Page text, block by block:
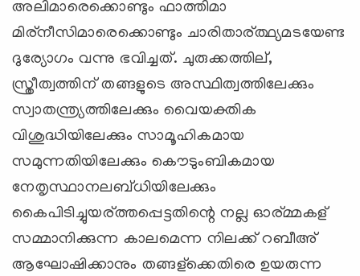
അലിമാരെക്കൊണ്ടും ഫാത്തിമാ
മിര്നീസിമാരെക്കൊണ്ടും ചാരിതാര്ത്ഥ്യമടയേണ്ട
ദുര്യോഗം വന്നു ഭവിച്ചത്. ചുരുക്കത്തില്,
സ്ത്രീത്വത്തിന് തങ്ങളുടെ അസ്ഥിത്വത്തിലേക്കും
സ്വാതന്ത്ര്യത്തിലേക്കും വൈയക്തിക
വിശുദ്ധിയിലേക്കും സാമൂഹികമായ
സമുന്നതിയിലേക്കും കൌടുംബികമായ
നേതൃസ്ഥാനലബ്ധിയിലേക്കും
കൈപിടിച്ചുയര്ത്തപ്പെട്ടതിന്റെ നല്ല ഓര്മ്മകള്
സമ്മാനിക്കുന്ന കാലമെന്ന നിലക്ക് റബീഅ്
ആഘോഷിക്കാനും തങ്ങള്ക്കെതിരെ ഉയരുന്ന